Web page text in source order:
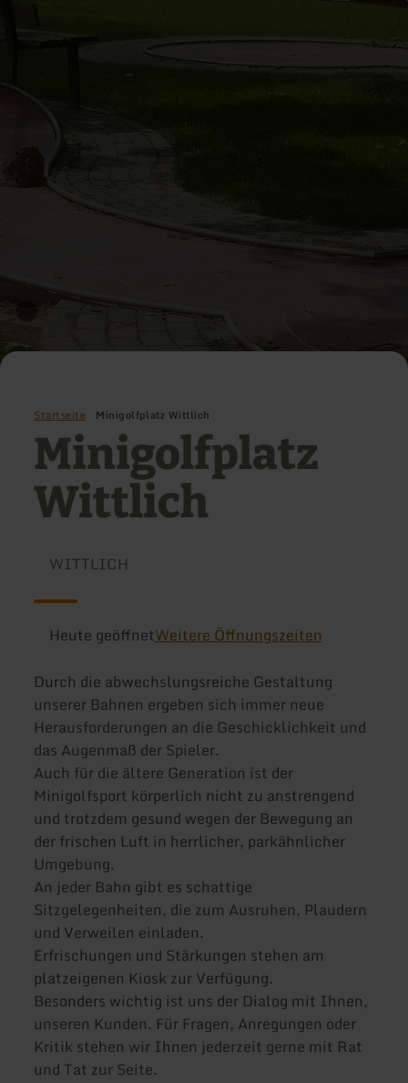
Startseite Minigolfplatz Wittlich
Minigolfplatz
Wittlich
WITTLICH
Heute geöffnetWeitere Öffnungszeiten
Durch die abwechslungsreiche Gestaltung
unserer Bahnen ergeben sich immer neue
Herausforderungen an die Geschicklichkeit und
das Augenmaß der Spieler.
Auch für die ältere Generation ist der
Minigolfsport körperlich nicht zu anstrengend
und trotzdem gesund wegen der Bewegung an
der frischen Luft in herrlicher, parkähnlicher
Umgebung.
An jeder Bahn gibt es schattige
Sitzgelegenheiten, die zum Ausruhen, Plaudern
und Verweilen einladen.
Erfrischungen und Stärkungen stehen am
platzeigenen Kiosk zur Verfügung.
Besonders wichtig ist uns der Dialog mit Ihnen,
unseren Kunden. Für Fragen, Anregungen oder
Kritik stehen wir Ihnen jederzeit gerne mit Rat
und Tat zur Seite.